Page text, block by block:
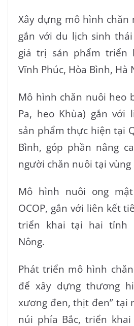
Xây dựng mô hình chăn
gắn với du lịch sinh
giá trị sản phẩm triển
Vĩnh Phúc, Hòa Bình, Hà
Mô hình chăn nuôi heo
Pa, heo Khùa) gắn với
sản phẩm thực hiện tại
Bình, góp phần nâng
người chăn nuôi tại vùng
Mô hình nuôi ong
OCOP, gắn với liên kết
triển khai tại hai tỉnh
Nông.
Phát triển mô hình chăn
để xây dựng thương
xương đen, thịt đen” tại
núi phía Bắc, triển